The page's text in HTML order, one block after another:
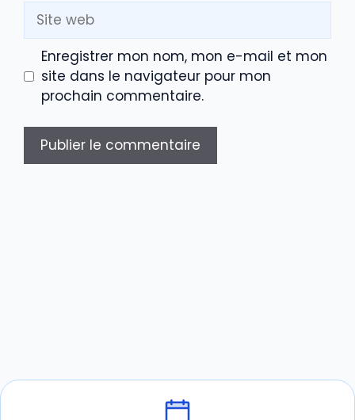
Site
web
Enregistrer mon nom, mon e-mail et mon
site dans le navigateur pour mon
prochain commentaire.